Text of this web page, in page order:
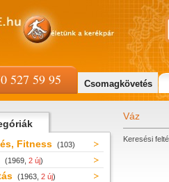
Fitness (103)
(1969, 2 új)
(1963, 2 új)
Váz
Keresési
527 59 95 Csomagkövetés